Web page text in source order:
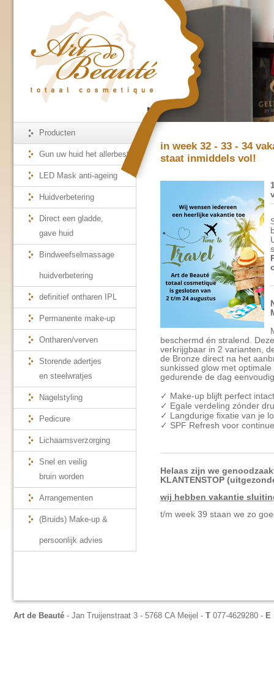
Producten
Gun uw huid het allerbeste
LED Mask anti-ageing
Huidverbetering
Direct een gladde,
gave huid
Bindweefselmassage
huidverbetering
definitief ontharen IPL
Permanente make-up
Ontharen/verven
Storende adertjes
en steelwratjes
Nagelstyling
Pedicure
Lichaamsverzorging
Snel en veilig
bruin worden
Arrangementen
(Bruids) Make-up &
persoonlijk advies
in week 32 - 33 - 34
staat inmiddels vol!
beschermd én stralend.
verkrijgbaar in 2 varianten,
de Bronze direct na het
sunkissed glow met
gedurende de dag
✓ Make-up blijft perfect intact
✓ Egale verdeling zónder
✓ Langdurige fixatie van je
✓ SPF Refresh voor
Helaas zijn we
KLANTENSTOP
wij hebben vakantie
t/m week 39 staan we zo
Art de Beauté - Jan Truijenstraat 3 - 5768 CA Meijel - T 077-4629280 - E